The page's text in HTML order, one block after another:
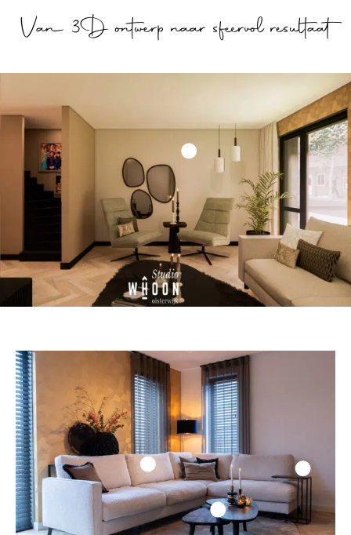
Van 3D ontwerp naar sfeervol resultaat